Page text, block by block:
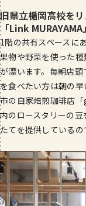
旧県立楯岡高校を
「Link MURAYAMA」
1階の共有スペースに
果物や野菜を使った
が漂います。毎朝店
を食べたい方は朝の
市の自家焙煎珈琲店
内のロースタリーの
たてを提供しているの